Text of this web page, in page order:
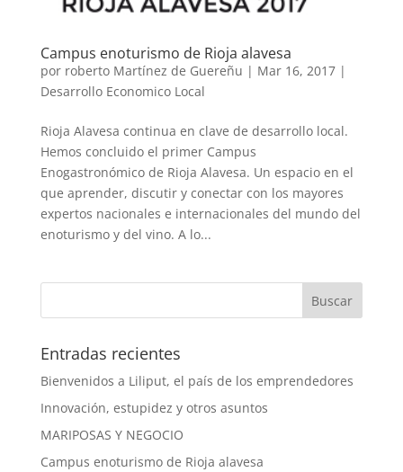
Campus enoturismo de Rioja alavesa
por roberto Martínez de Guereñu | Mar 16, 2017|
Desarrollo Economico Local
Rioja Alavesa continua en clave de desarrollo local.
Hemos concluido el primer Campus
Enogastronómico de Rioja Alavesa. Un espacio en el
que aprender, discutir y conectar con los mayores
expertos nacionales e internacionales del mundo del
enoturismo y del vino. A lo...
Entradas recientes
Bienvenidos a Liliput, el país de los emprendedores
Innovación, estupidez y otros asuntos
MARIPOSAS Y NEGOCIO
Campus enoturismo de Rioja alavesa